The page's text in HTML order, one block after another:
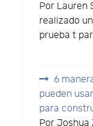
Por Lauren
realizado
prueba t
6
pueden
para
Por Joshua